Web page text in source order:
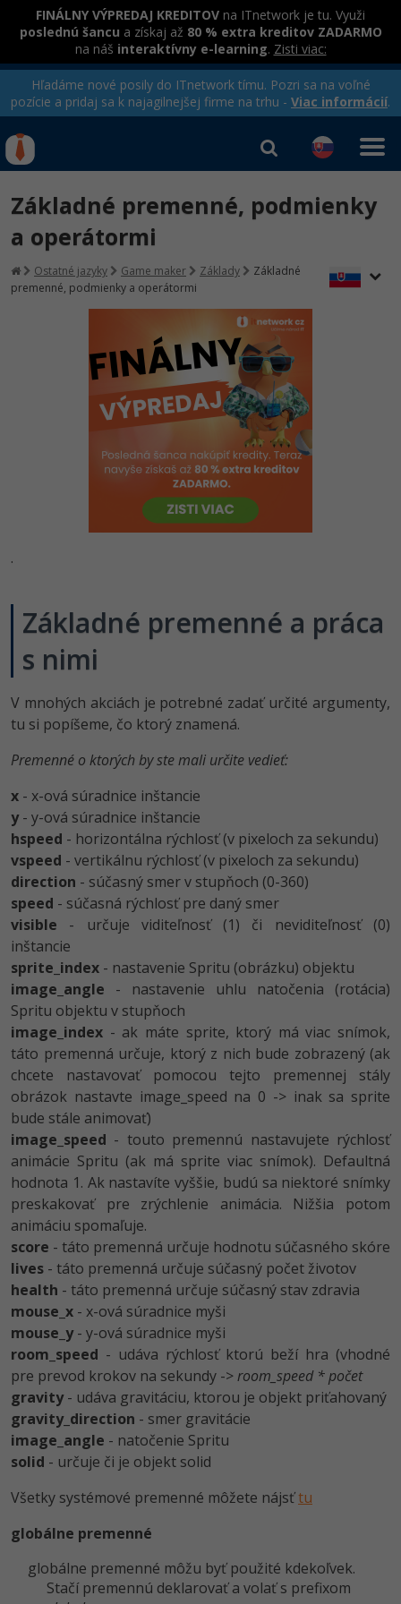
FINÁLNY VÝPREDAJ KREDITOV na ITnetwork je tu. Využi
poslednú šancu a získaj až 80 % extra kreditov ZADARMO
na náš interaktívny e-learning. Zisti viac:
Hľadáme nové posily do ITnetwork tímu. Pozri sa na voľné
pozície a pridaj sa k najagilnejšej firme na trhu - Viac informácií.
Rekvalifikačné kurzy
hradené úradom práce
Kurzy programovania
Ako začať?
C# .NET -80%
Python -80%
JavaScript -80%
Kotlin -80%
VB.NET
SQL
UML -80%
Algoritmy -41%
Umelá inteligencia -10%
Pre deti
Viac
Fórum
Kurzy e-commerce
Testovanie softvéru
Marketing -30%
WordPress
SEO -30%
UX
Business
Copywriting -30%
MS Office -80%
Google Dokumenty
Linux a UNIX
Kurzy dizajnu
HTML/CSS -80%
Photoshop -80%
Adobe Illustrator
Adobe Lightroom -30%
Adobe XD -15%
Adobe InDesign -25%
Adobe After Effects
Blender -80%
Fotografovanie
Video
Príbehy absolventov
Blog
Médiá
Kariéra
Prihlásiť sa| Registrovať
Základné premenné, podmienky
a operátormi
Ostatné jazyky Game maker Základy
Základné
premenné, podmienky a operátormi
.
Základné premenné a práca
s nimi
V mnohých akciách je potrebné zadať určité argumenty,
tu si popíšeme, čo ktorý znamená.
Premenné o ktorých by ste mali určite vedieť:
x - x-ová súradnice inštancie
y- y-ová súradnice inštancie
hspeed - horizontálna rýchlosť (v pixeloch za sekundu)
vspeed - vertikálnu rýchlosť (v pixeloch za sekundu)
direction - súčasný smer v stupňoch (0-360)
speed - súčasná rýchlosť pre daný smer
visible - určuje viditeľnosť (1) či neviditeľnosť (0)
inštancie
sprite_index - nastavenie Spritu (obrázku) objektu
image_angle - nastavenie uhlu natočenia (rotácia)
Spritu objektu v stupňoch
image_index - ak máte sprite, ktorý má viac snímok,
táto premenná určuje, ktorý z nich bude zobrazený (ak
chcete nastavovať pomocou tejto premennej stály
obrázok nastavte image_speed na 0 -> inak sa sprite
bude stále animovať)
image_speed - touto premennú nastavujete rýchlosť
animácie Spritu (ak má sprite viac snímok). Defaultná
hodnota 1. Ak nastavíte vyššie, budú sa niektoré snímky
preskakovať pre zrýchlenie animácia. Nižšia potom
animáciu spomaľuje.
score - táto premenná určuje hodnotu súčasného skóre
lives - táto premenná určuje súčasný počet životov
health - táto premenná určuje súčasný stav zdravia
mouse_x - x-ová súradnice myši
mouse_y- y-ová súradnice myši
room_speed - udáva rýchlosť ktorú beží hra (vhodné
pre prevod krokov na sekundy ->room_speed * počet
gravity- udáva gravitáciu, ktorou je objekt priťahovaný
gravity_direction - smer gravitácie
image_angle - natočenie Spritu
solid - určuje či je objekt solid
Všetky systémové premenné môžete nájsťtu
globálne premenné
globálne premenné môžu byť použité kdekoľvek.
Stačí premennú deklarovať a volať s prefixom